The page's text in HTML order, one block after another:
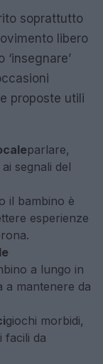
soprattutto
libero
proposte utili
parlare,
segnali del
il bambino è
esperienze
a lungo in
a mantenere da
giochi morbidi,
facili da